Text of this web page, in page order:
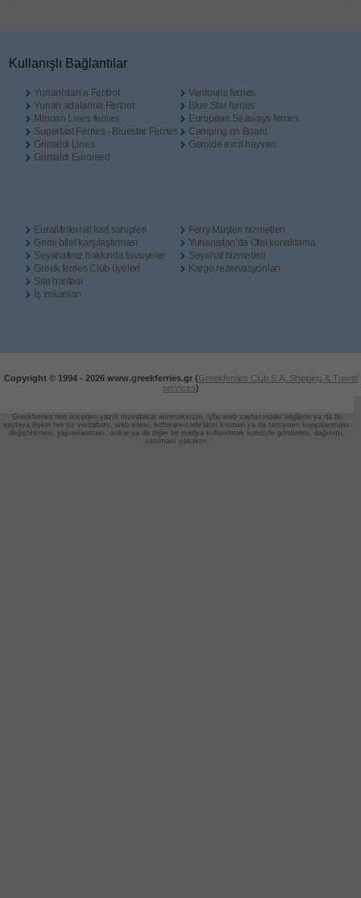
Κullanışlı Βağlantılar
Yunanistan’a Feribot
Yunan adalarina Feribot
Minoan Lines ferries
Superfast Ferries - Bluestar Ferries
Grimaldi Lines
Grimaldi Euromed
Ventouris ferries
Blue Star ferries
European Seaways ferries
Camping on Board
Gemide evcil hayvan
Eurail/Interrail kart sahipleri
Gemi bilet karşılaştırması
Seyahatiniz hakkında tavsiyeler
Greek ferries Club üyeleri
Site haritası
İş imkanları
Ferry Müşteri hizmetleri
Yunanistan’da Otel konaklama
Seyahat hizmetleri
Kargo rezervasyonları
Copyright © 1994 - 2026 www.greekferries.gr (Greekferries Club S.A, Shipping & Travel
services)
Greekferries’den önceden yazılı muvafakat alınmaksızın, işbu web sayfasındaki bilgilerin ya da bu
sayfaya ilişkin her tür veritabanı, web sitesi, software-code’ların kısmen ya da tamamen kopyalanması,
değiştirilmesi, yayımlanması, online ya da diğer bir medya kullanılmak suretiyle gönderimi, dağıtımı,
satılması yasaktır.